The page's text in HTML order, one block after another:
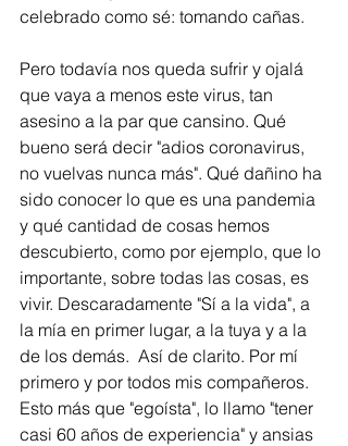
celebrado como sé: tomando cañas.
Pero todavía nos queda sufrir y ojalá
que vaya a menos este virus, tan
asesino a la par que cansino. Qué
bueno será decir "adios coronavirus,
no vuelvas nunca más". Qué dañino ha
sido conocer lo que es una pandemia
y qué cantidad de cosas hemos
descubierto, como por ejemplo, que lo
importante, sobre todas las cosas, es
vivir. Descaradamente "Sí a la vida", a
la mía en primer lugar, a la tuya y a la
de los demás.  Así de clarito. Por mí
primero y por todos mis compañeros.
Esto más que "egoísta", lo llamo "tener
casi 60 años de experiencia" y ansias